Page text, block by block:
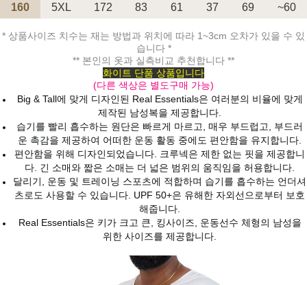
페이코 ID로 페
PAYCO 바로구매
160
5XL 172 83 61 37 69 ~60
* 상품사이즈 치수는 재는 방법과 위치에 따라 1~3cm 오차가 있을 수 있
습니다 *
** 본인의 옷과 실측비교 추천합니다 **
화이트 단품 상품입니다
(다른 색상은 별도구매 가능)
Big & Tall에 맞게 디자인된 Real Essentials은 여러분의 비율에 맞게
제작된 남성복을 제공합니다.
습기를 빨리 흡수하는 원단은 빠르게 마르고, 매우 부드럽고, 부드러
운 촉감을 제공하여 어떠한 운동 활동 중에도 편안함을 유지합니다.
편안함을 위해 디자인되었습니다. 크루넥은 제한 없는 핏을 제공합니
다. 긴 소매와 짧은 소매는 더 넓은 범위의 움직임을 허용합니다.
달리기, 운동 및 트레이닝 스포츠에 적합하며 습기를 흡수하는 언더셔
츠로도 사용할 수 있습니다. UPF 50+은 유해한 자외선으로부터 보호
해줍니다.
Real Essentials은 키가 크고 큰, 킹사이즈, 운동선수 체형의 남성을
위한 사이즈를 제공합니다.